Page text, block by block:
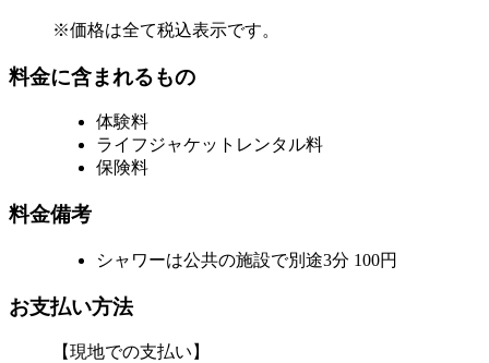
※価格は全て税込表示です。
料金に含まれるもの
体験料
ライフジャケットレンタル料
保険料
料金備考
シャワーは公共の施設で別途3分 100円
お支払い方法
【現地での支払い】